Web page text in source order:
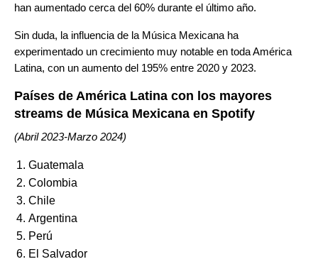
han aumentado cerca del 60% durante el último año.
Sin duda, la influencia de la Música Mexicana ha
experimentado un crecimiento muy notable en toda América
Latina, con un aumento del 195% entre 2020 y 2023.
Países de América Latina con los mayores
streams de Música Mexicana en Spotify
(Abril 2023-Marzo 2024)
Guatemala
Colombia
Chile
Argentina
Perú
El Salvador